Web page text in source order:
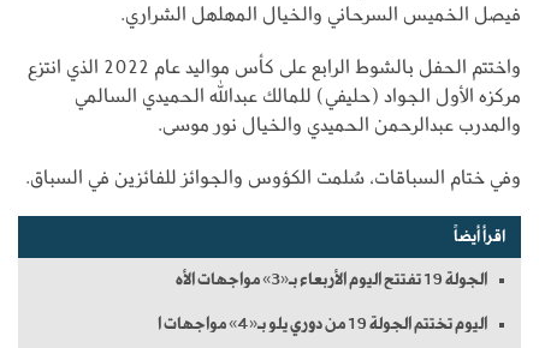
فيصل الخميس السرحاني والخيال المهلهل الشراري.
واختتم الحفل بالشوط الرابع على كأس مواليد عام 2022 الذي انتزع
مركزه الأول الجواد (حليفي) للمالك عبدالله الحميدي السالمي
والمدرب عبدالرحمن الحميدي والخيال نور موسى.
وفي ختام السباقات، سُلمت الكؤوس والجوائز للفائزين في السباق.
اقرأ أيضاً
الجولة 19 تفتتح اليوم الأربعاء بـ«3» مواجهات الأه
اليوم تختتم الجولة 19 من دوري يلو بـ«4» مواجهات ا